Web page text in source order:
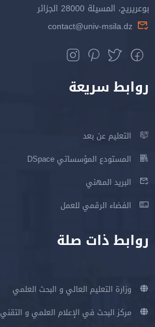
بوعريريج، المسيلة 28000 الجزائر
contact@univ-msila.dz
روابط سريعة
التعليم عن بعد
المستودع المؤسساتي DSpace
البريد المهني
الفضاء الرقمي للعمل
روابط ذات صلة
وزارة التعليم العالي و البحث العلمي
مركز البحث في الإعلام العلمي و التقني